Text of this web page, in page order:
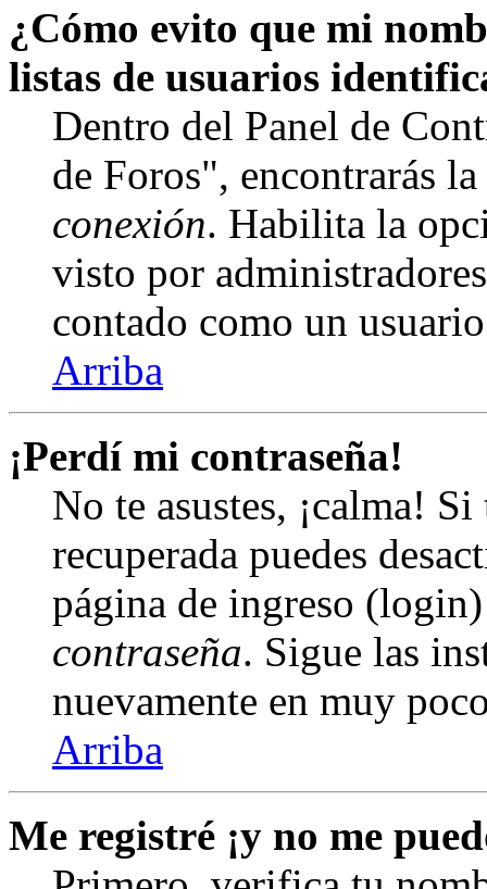
¿Cómo evito que mi
listas de usuarios
Dentro del Panel de
de Foros", encontrarás
conexión. Habilita la
visto por
contado como un
Arriba
¡Perdí mi contraseña!
No te asustes, ¡calma!
recuperada puedes
página de ingreso
contraseña. Sigue las
nuevamente en muy
Arriba
Me registré ¡y no me